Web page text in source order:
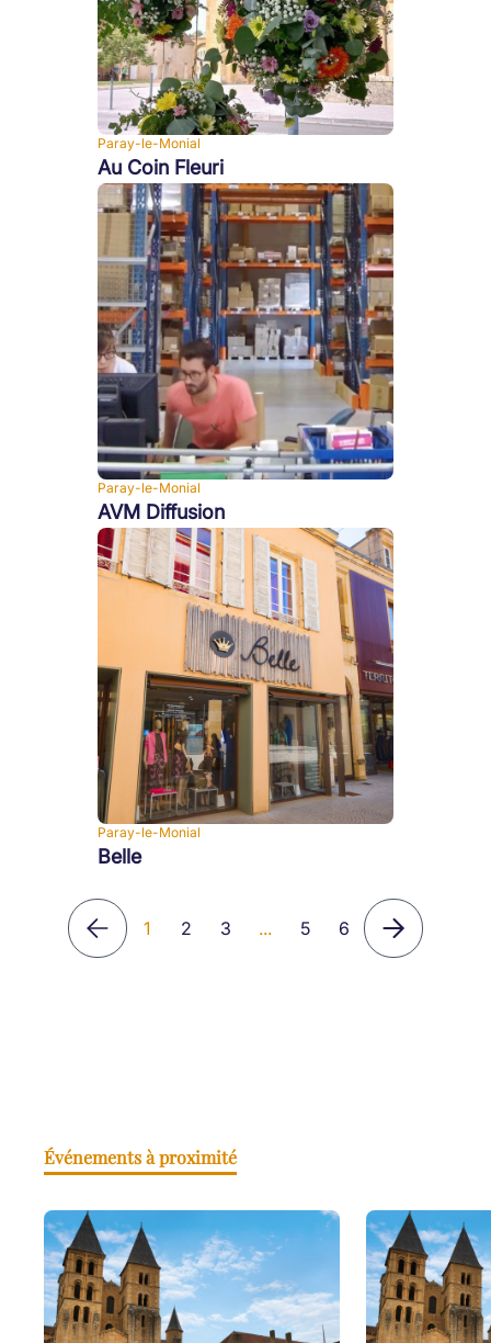
Paray-le-Monial
Au Coin Fleuri
Paray-le-Monial
AVM Diffusion
Paray-le-Monial
Belle
1 2 3 ... 5 6
Événements à proximité